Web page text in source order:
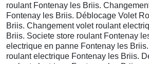
roulant Fontenay les Briis.
Fontenay les Briis. Déblocage Volet
Briis. Changement volet roulant
Briis. Societe store roulant Fontenay
electrique en panne Fontenay les
roulant electrique Fontenay les Briis.